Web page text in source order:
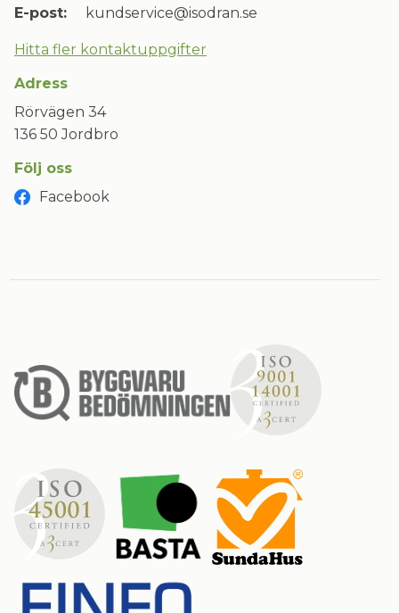
E-post:
kundservice@isodran.se
Hitta fler kontaktuppgifter
Adress
Rörvägen 34
136 50 Jordbro
Följ oss
Facebook